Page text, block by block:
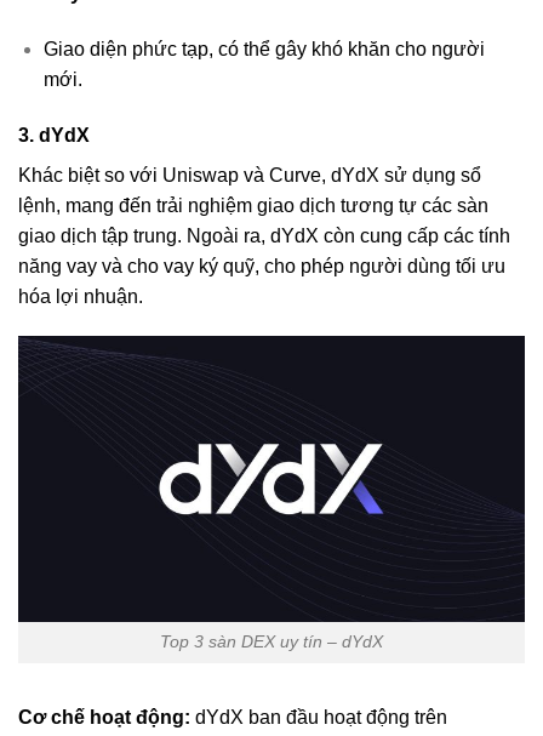
Giao diện phức tạp, có thể gây khó khăn cho người
mới.
3. dYdX
Khác biệt so với Uniswap và Curve, dYdX sử dụng sổ
lệnh, mang đến trải nghiệm giao dịch tương tự các sàn
giao dịch tập trung. Ngoài ra, dYdX còn cung cấp các tính
năng vay và cho vay ký quỹ, cho phép người dùng tối ưu
hóa lợi nhuận.
Top 3 sàn DEX uy tín – dYdX
Cơ chế hoạt động: dYdX ban đầu hoạt động trên